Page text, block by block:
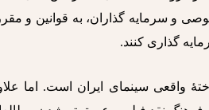
و سرمایه گذاران، به قوانین و
گذاری کنند.
واقعی سینمای ایران است. اما